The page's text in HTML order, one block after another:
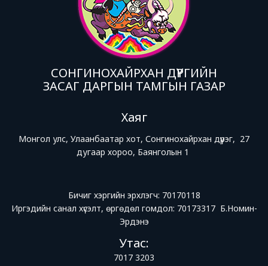
СОНГИНОХАЙРХАН ДҮҮРГИЙН
ЗАСАГ ДАРГЫН ТАМГЫН ГАЗАР
Хаяг
Монгол улс, Улаанбаатар хот, Сонгинохайрхан дүүрэг, 27
дугаар хороо, Баянголын 1
Бичиг хэргийн эрхлэгч: 70170118
Иргэдийн санал хүсэлт, өргөдөл гомдол: 70173317 Б.Номин-
Эрдэнэ
Утас:
7017 3203